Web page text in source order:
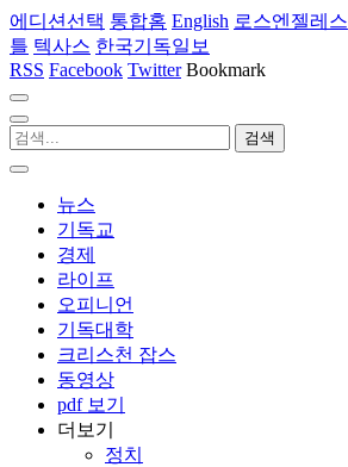
에디션선택 통합홈 English 로스엔젤레스
틀 텍사스 한국기독일보
RSS Facebook Twitter Bookmark
뉴스
기독교
경제
라이프
오피니언
기독대학
크리스천 잡스
동영상
pdf 보기
더보기
정치